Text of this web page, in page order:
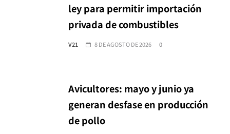
ley para permitir importación
privada de combustibles
V21 8 DE AGOSTO DE 2026 0
Avicultores: mayo y junio ya
generan desfase en producción
de pollo